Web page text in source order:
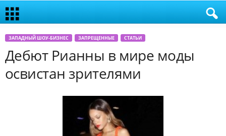
ЗАПАДНЫЙ ШОУ-БИЗНЕС ЗАПРЕЩЕННЫЕ СТАТЬИ
Дебют Рианны в мире моды
освистан зрителями